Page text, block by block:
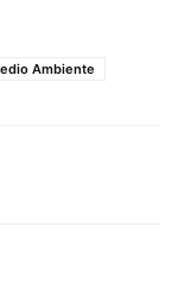
Ambiente